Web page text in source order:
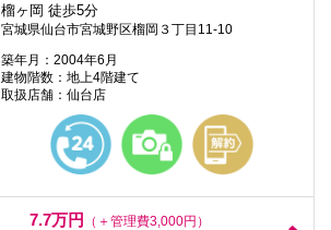
榴ヶ岡 徒歩5分
宮城県仙台市宮城野区榴岡３丁目11-10
築年月：2004年6月
建物階数：地上4階建て
取扱店舗：仙台店
7.7万円
（＋管理費3,000円）